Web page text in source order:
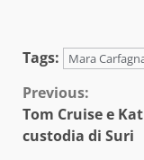
Tags: Mara
Continue
Reading
Previous:
Tom Cruise e
custodia di Suri